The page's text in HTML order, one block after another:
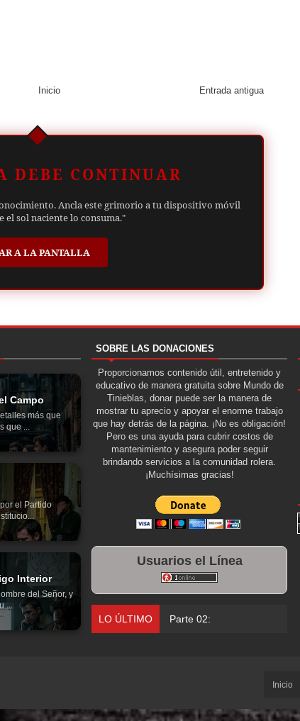
Entrada antigua
Inicio
DEBE CONTINUAR
Ancla este grimorio a tu dispositivo móvil
el sol naciente lo consuma."
A LA PANTALLA
Campo
más que
que ...
el Partido
Interior
del Señor, y
...
SOBRE LAS DONACIONES
Proporcionamos contenido útil, entretenido y
educativo de manera gratuita sobre Mundo de
Tinieblas, donar puede ser la manera de
mostrar tu aprecio y apoyar el enorme trabajo
que hay detrás de la página. ¡No es obligación!
Pero es una ayuda para cubrir costos de
mantenimiento y asegura poder seguir
brindando servicios a la comunidad rolera.
¡Muchísimas gracias!
Usuarios el Línea
LO ÚLTIMO Parte 02: Los Muertos Gobiernan a los Vivos
Inicio